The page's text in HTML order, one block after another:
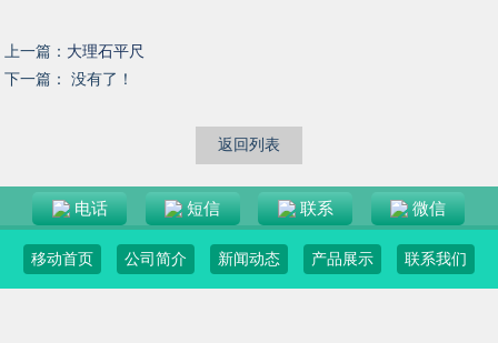
上一篇： 大理石平尺
下一篇： 没有了！
返回列表
电话 短信 联系 微信
移动首页 公司简介 新闻动态 产品展示 联系我们